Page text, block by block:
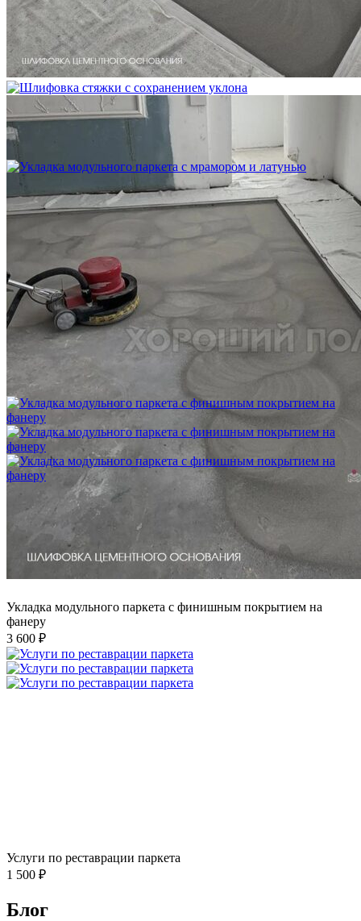
Устройство криволинейного бордюра в паркете
Укладка модульного паркета с мрамором и латунью
3 500 ₽
Укладка модульного паркета с финишным покрытием на
фанеру
3 600 ₽
Услуги по реставрации паркета
1 500 ₽
Блог